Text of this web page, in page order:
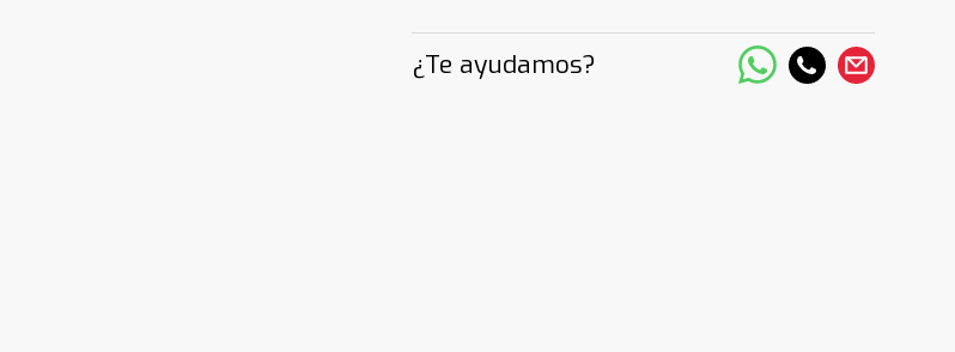
¿Te ayudamos?